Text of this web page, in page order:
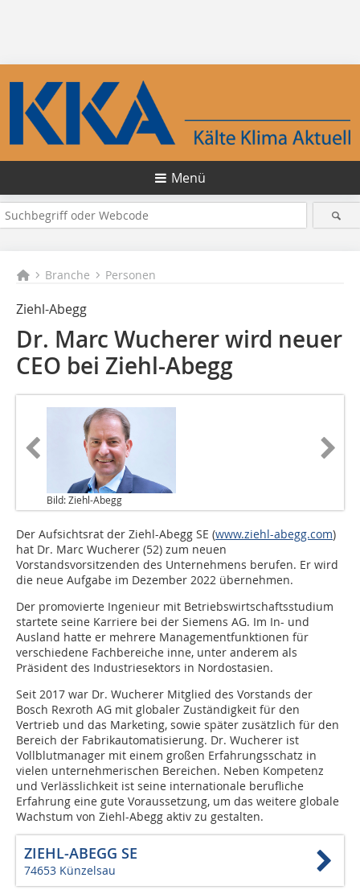
Menü
Branche Personen
Ziehl-Abegg
Dr. Marc Wucherer wird neuer
CEO bei Ziehl-Abegg
Bild: Ziehl-Abegg
Der Aufsichtsrat der Ziehl-Abegg SE (www.ziehl-abegg.com)
hat Dr. Marc Wucherer (52) zum neuen
Vorstandsvorsitzenden des Unternehmens berufen. Er wird
die neue Aufgabe im Dezember 2022 übernehmen.
Der promovierte Ingenieur mit Betriebswirtschaftsstudium
startete seine Karriere bei der Siemens AG. Im In- und
Ausland hatte er mehrere Managementfunktionen für
verschiedene Fachbereiche inne, unter anderem als
Präsident des Industriesektors in Nordostasien.
Seit 2017 war Dr. Wucherer Mitglied des Vorstands der
Bosch Rexroth AG mit globaler Zuständigkeit für den
Vertrieb und das Marketing, sowie später zusätzlich für den
Bereich der Fabrikautomatisierung. Dr. Wucherer ist
Vollblutmanager mit einem großen Erfahrungsschatz in
vielen unternehmerischen Bereichen. Neben Kompetenz
und Verlässlichkeit ist seine internationale berufliche
Erfahrung eine gute Voraussetzung, um das weitere globale
Wachstum von Ziehl-Abegg aktiv zu gestalten.
ZIEHL-ABEGG SE
74653 Künzelsau